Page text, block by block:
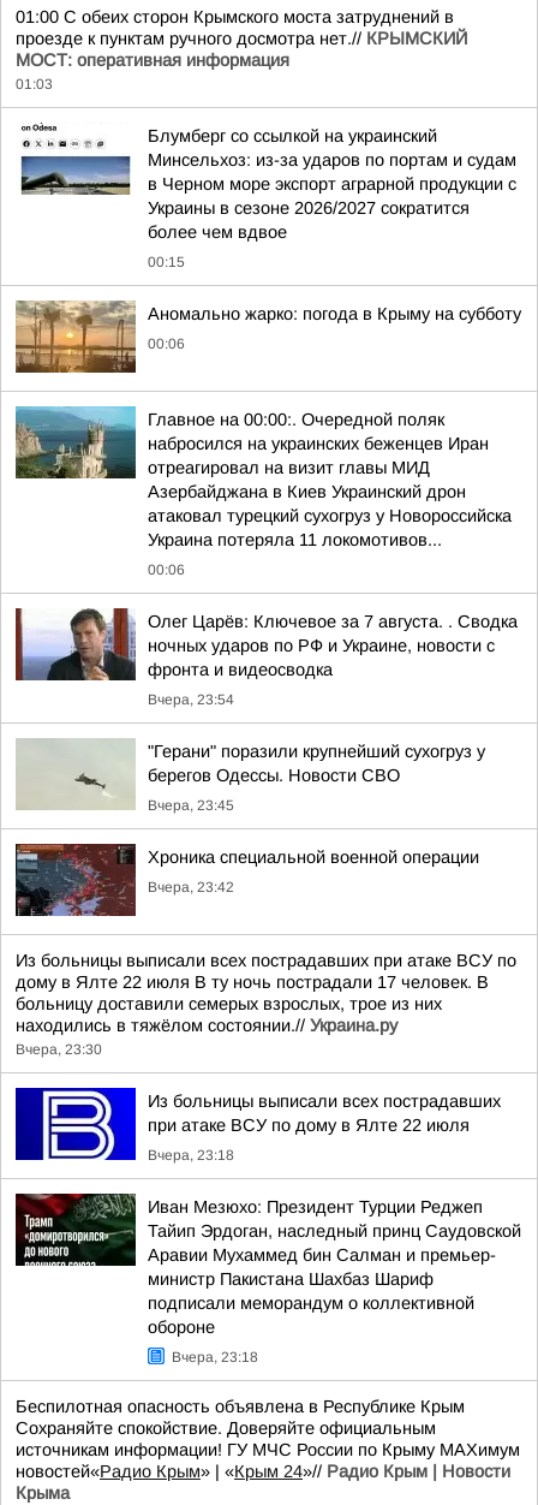
01:00 С обеих сторон Крымского моста затруднений в
проезде к пунктам ручного досмотра нет.// КРЫМСКИЙ
МОСТ: оперативная информация
01:03
Блумберг со ссылкой на украинский
Минсельхоз: из-за ударов по портам и судам
в Черном море экспорт аграрной продукции с
Украины в сезоне 2026/2027 сократится
более чем вдвое
00:15
Аномально жарко: погода в Крыму на субботу
00:06
Главное на 00:00:. Очередной поляк
набросился на украинских беженцев Иран
отреагировал на визит главы МИД
Азербайджана в Киев Украинский дрон
атаковал турецкий сухогруз у Новороссийска
Украина потеряла 11 локомотивов...
00:06
Олег Царёв: Ключевое за 7 августа. . Сводка
ночных ударов по РФ и Украине, новости с
фронта и видеосводка
Вчера, 23:54
"Герани" поразили крупнейший сухогруз у
берегов Одессы. Новости СВО
Вчера, 23:45
Хроника специальной военной операции
Вчера, 23:42
Из больницы выписали всех пострадавших при атаке ВСУ по
дому в Ялте 22 июля В ту ночь пострадали 17 человек. В
больницу доставили семерых взрослых, трое из них
находились в тяжёлом состоянии.// Украина.ру
Вчера, 23:30
Из больницы выписали всех пострадавших
при атаке ВСУ по дому в Ялте 22 июля
Вчера, 23:18
Иван Мезюхо: Президент Турции Реджеп
Тайип Эрдоган, наследный принц Саудовской
Аравии Мухаммед бин Салман и премьер-
министр Пакистана Шахбаз Шариф
подписали меморандум о коллективной
обороне
Вчера, 23:18
Беспилотная опасность объявлена в Республике Крым
Сохраняйте спокойствие. Доверяйте официальным
источникам информации! ГУ МЧС России по Крыму MAXимум
новостей«Радио Крым» | «Крым 24»// Радио Крым | Новости
Крыма